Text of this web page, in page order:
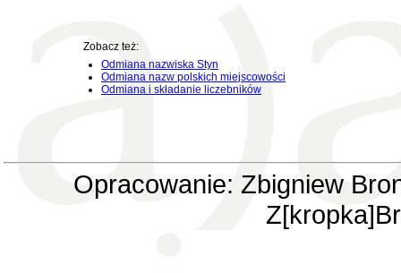
Zobacz też:
Odmiana nazwiska Styn
Odmiana nazw polskich miejscowości
Odmiana i składanie liczebników
Opracowanie: Zbigniew